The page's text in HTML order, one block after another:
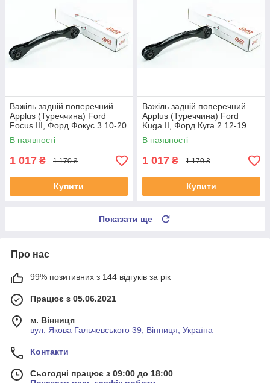
Важіль задній поперечний
Applus (Туреччина) Ford
Focus III, Форд Фокус 3 10-20
#26558AP UAFHXJZ4
В наявності
1 017 ₴ 1 170 ₴
Купити
Важіль задній поперечний
Applus (Туреччина) Ford
Kuga II, Форд Куга 2 12-19
#26558AP UABVFZO4
В наявності
1 017 ₴ 1 170 ₴
Купити
Показати ще
Про нас
99% позитивних з 144 відгуків за рік
Працює з 05.06.2021
м. Вінниця
вул. Якова Гальчевського 39, Вінниця, Україна
Контакти
Сьогодні працює з 09:00 до 18:00